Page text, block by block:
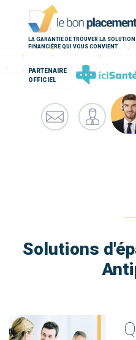
LA GARANTIE DE TROUVER LA SOLUTION
FINANCIÈRE QUI VOUS CONVIENT
PARTENAIRE
OFFICIEL
Solutions